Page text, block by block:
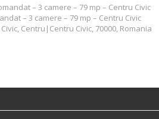
– 3 camere – 79 mp – Centru Civic
Centru|Centru Civic, 70000, Romania